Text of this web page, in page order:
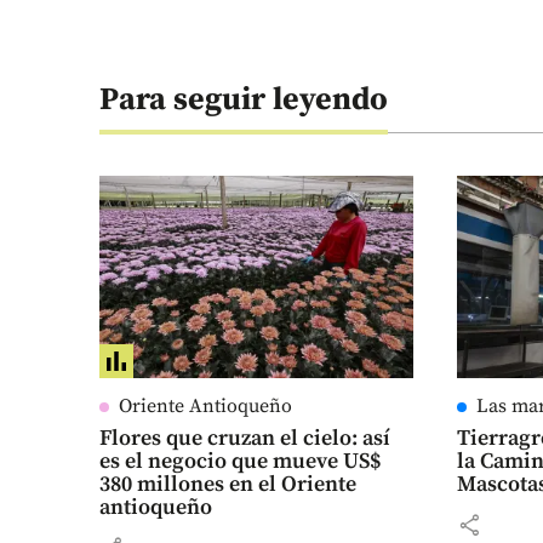
Para seguir leyendo
Oriente Antioqueño
Flores que cruzan el cielo: así
es el negocio que mueve US$
380 millones en el Oriente
antioqueño
Las
la
share